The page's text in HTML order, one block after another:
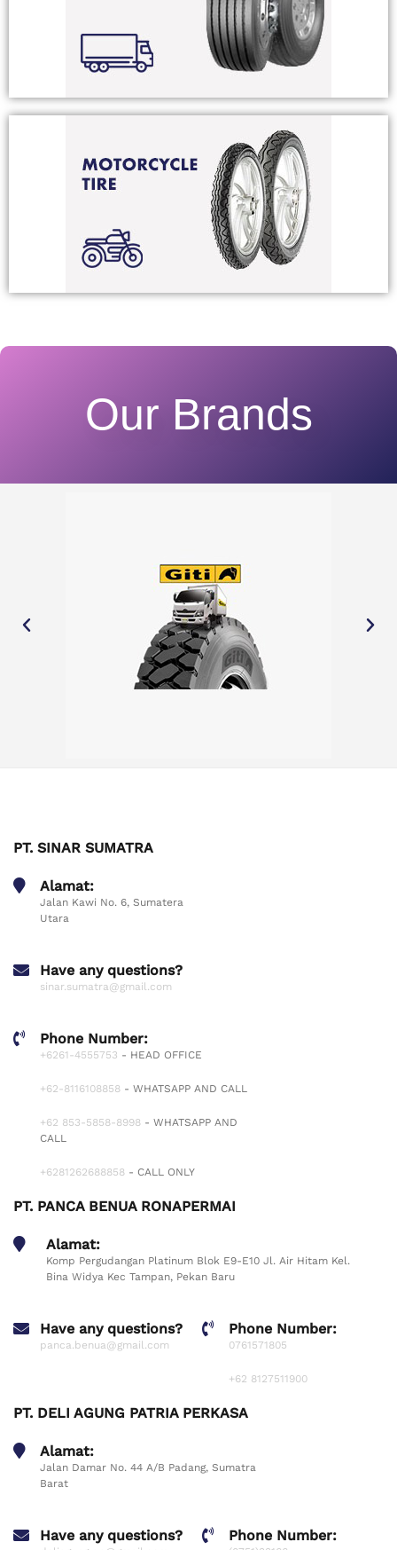
Our Brands
PT. SINAR SUMATRA
Alamat:
Jalan Kawi No. 6, Sumatera
Utara
Have any questions?
sinar.sumatra@gmail.com
Phone Number:
+6261-4555753 - HEAD OFFICE
+62-8116108858 - WHATSAPP AND CALL
+62 853-5858-8998 - WHATSAPP AND
CALL
+6281262688858 - CALL ONLY
PT. PANCA BENUA RONAPERMAI
Alamat:
Komp Pergudangan Platinum Blok E9-E10 Jl. Air Hitam Kel.
Bina Widya Kec Tampan, Pekan Baru
Have any questions?
panca.benua@gmail.com
Phone Number:
0761571805
+62 8127511900
PT. DELI AGUNG PATRIA PERKASA
Alamat:
Jalan Damar No. 44 A/B Padang, Sumatra
Barat
Have any questions? Phone Number: